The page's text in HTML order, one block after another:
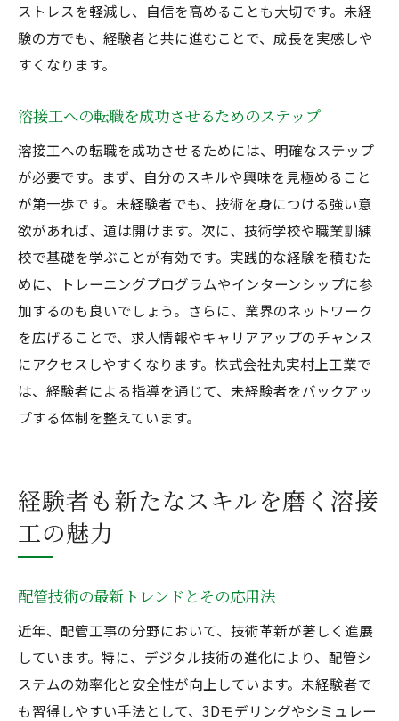
ストレスを軽減し、自信を高めることも大切です。未経
験の方でも、経験者と共に進むことで、成長を実感しや
すくなります。
溶接工への転職を成功させるためのステップ
溶接工への転職を成功させるためには、明確なステップ
が必要です。まず、自分のスキルや興味を見極めること
が第一歩です。未経験者でも、技術を身につける強い意
欲があれば、道は開けます。次に、技術学校や職業訓練
校で基礎を学ぶことが有効です。実践的な経験を積むた
めに、トレーニングプログラムやインターンシップに参
加するのも良いでしょう。さらに、業界のネットワーク
を広げることで、求人情報やキャリアアップのチャンス
にアクセスしやすくなります。株式会社丸実村上工業で
は、経験者による指導を通じて、未経験者をバックアッ
プする体制を整えています。
経験者も新たなスキルを磨く溶接
工の魅力
配管技術の最新トレンドとその応用法
近年、配管工事の分野において、技術革新が著しく進展
しています。特に、デジタル技術の進化により、配管シ
ステムの効率化と安全性が向上しています。未経験者で
も習得しやすい手法として、3Dモデリングやシミュレー